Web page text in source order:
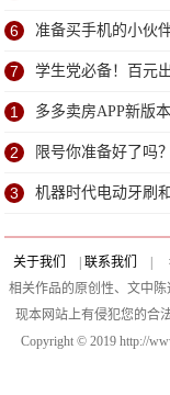
6 准备买手机的小伙
机吧
7 学生党必备！百元
1 多多卖房APP新版
2 限号你准备好了吗
3 机器时代电动牙刷
关于我们 联系我们
相关作品的原创性、文中
现本网站上有侵犯您的合
Copyright © 2019 http://